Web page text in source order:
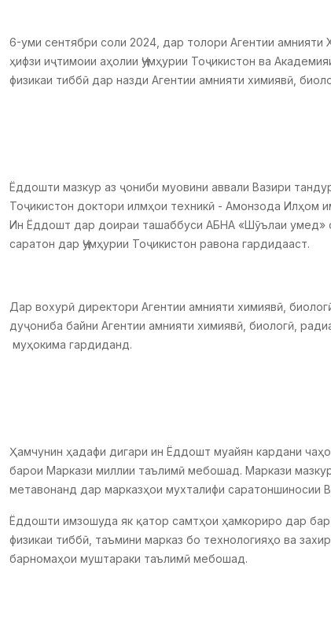
6-уми сентябри соли 2024, дар толори Агентии
ҳифзи иҷтимоии аҳолии Ҷумҳурии Тоҷикистон ва
физикаи тиббӣ дар назди Агентии амнияти химиявӣ,
Ёддошти мазкур аз ҷониби муовини аввали Вазири
Тоҷикистон доктори илмҳои техникӣ - Амонзода Илҳом
Ин Ёддошт дар доираи ташаббуси АБНА «Шӯълаи умед»
саратон дар Ҷумҳурии Тоҷикистон равона гардидааст.
Дар вохурӣ директори Агентии амнияти химиявӣ,
дуҷониба байни Агентии амнияти химиявӣ, биологӣ,
муҳокима гардиданд.
Ҳамчунин ҳадафи дигари ин Ёддошт муайян кардани
барои Маркази миллии таълимӣ мебошад. Маркази
метавонанд дар марказҳои мухталифи саратоншиносии
Ёддошти имзошуда як қатор самтҳои ҳамкориро дар
физикаи тиббӣ, таъмини марказ бо технологияҳо ва
барномаҳои муштараки таълимӣ мебошад.